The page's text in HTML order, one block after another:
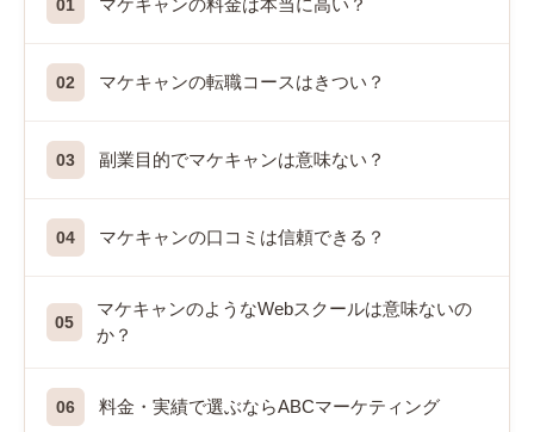
マケキャンの転職コースはきつい？
副業目的でマケキャンは意味ない？
マケキャンの口コミは信頼できる？
マケキャンのようなWebスクールは意味ないの
か？
料金・実績で選ぶならABCマーケティング